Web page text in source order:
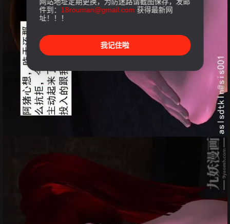
件到： 18rouman@gmail.com 获得最新网
址！！！
我记住啦